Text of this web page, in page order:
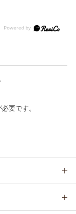
必要です。